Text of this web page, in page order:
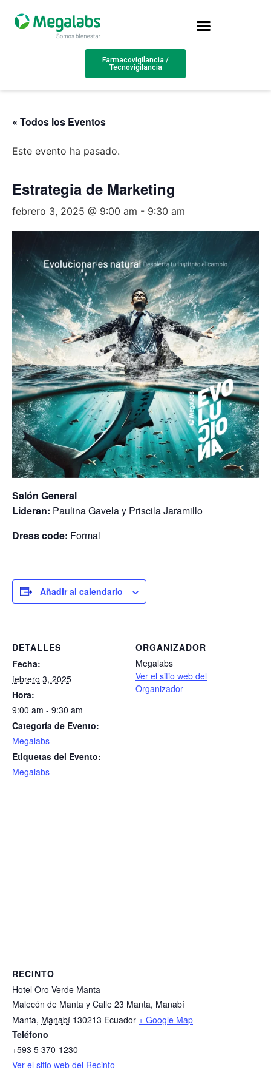
Farmacovigilancia /
Tecnovigilancia
« Todos los Eventos
Este evento ha pasado.
Estrategia de Marketing
febrero 3, 2025 @ 9:00 am - 9:30 am
Salón General
Lideran: Paulina Gavela y Priscila Jaramillo
Dress code: Formal
Añadir al calendario
DETALLES
Fecha:
febrero 3, 2025
Hora:
9:00 am - 9:30 am
Categoría de Evento:
Megalabs
Etiquetas del Evento:
Megalabs
ORGANIZADOR
Megalabs
Ver el sitio web del
Organizador
RECINTO
Hotel Oro Verde Manta
Malecón de Manta y Calle 23 Manta, Manabí
Manta, Manabí 130213 Ecuador + Google Map
Teléfono
+593 5 370-1230
Ver el sitio web del Recinto